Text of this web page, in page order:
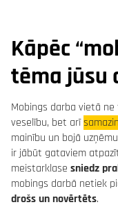
Kāpēc
tēma jūsu
Mobings darba vietā
veselību, bet arī
mainību un bojā
ir jābūt gataviem
meistarklase sniedz
mobings darbā netiek
drošs un novērtēts.